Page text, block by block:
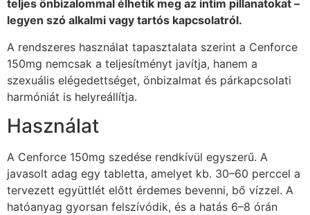
teljes önbizalommal élhetik meg az intim pillanatokat –
legyen szó alkalmi vagy tartós kapcsolatról.
A rendszeres használat tapasztalata szerint a Cenforce
150mg nemcsak a teljesítményt javítja, hanem a
szexuális elégedettséget, önbizalmat és párkapcsolati
harmóniát is helyreállítja.
Használat
A Cenforce 150mg szedése rendkívül egyszerű. A
javasolt adag egy tabletta, amelyet kb. 30–60 perccel a
tervezett együttlét előtt érdemes bevenni, bő vízzel. A
hatóanyag gyorsan felszívódik, és a hatás 6–8 órán